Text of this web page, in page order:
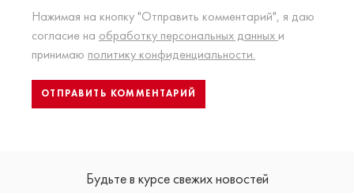
Нажимая на кнопку "Отправить комментарий", я даю
согласие на обработку персональных данных и
принимаю политику конфиденциальности.
Будьте в курсе свежих новостей